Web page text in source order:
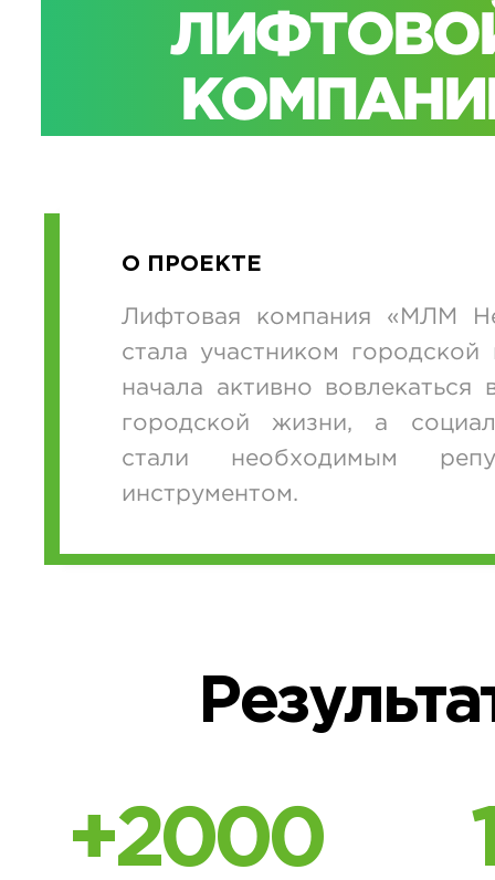
О ПРОЕКТЕ
Лифтовая компания «МЛМ
стала участником городской
начала активно вовлекаться
городской жизни, а
стали необходимым
инструментом.
+2000